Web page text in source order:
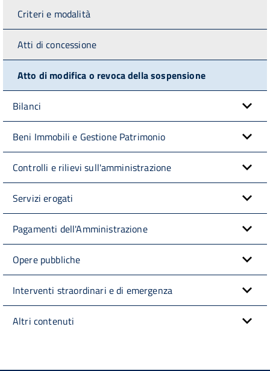
Criteri e modalità
Atti di concessione
Atto di modifica o revoca della sospensione
Bilanci
Beni Immobili e Gestione Patrimonio
Controlli e rilievi sull'amministrazione
Servizi erogati
Pagamenti dell'Amministrazione
Opere pubbliche
Interventi straordinari e di emergenza
Altri contenuti